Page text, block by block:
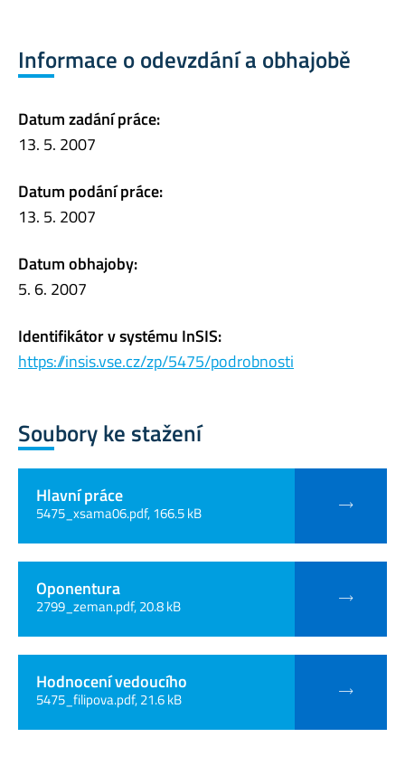
Informace o odevzdání a obhajobě
Datum zadání práce:
13. 5. 2007
Datum podání práce:
13. 5. 2007
Datum obhajoby:
5. 6. 2007
Identifikátor v systému InSIS:
https://insis.vse.cz/zp/5475/podrobnosti
Soubory ke stažení
Hlavní práce
5475_xsama06.pdf, 166.5 kB
Oponentura
2799_zeman.pdf, 20.8 kB
Hodnocení vedoucího
5475_filipova.pdf, 21.6 kB